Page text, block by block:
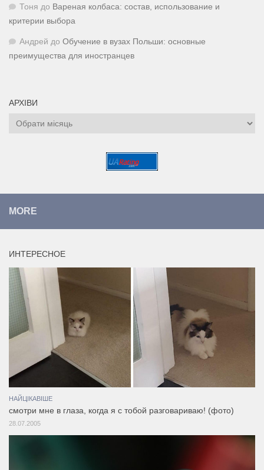
Тоня до Вареная колбаса: состав, использование и
критерии выбора
Андрей до Обучение в вузах Польши: основные
преимущества для иностранцев
АРХІВИ
Архіви
MORE
ИНТЕРЕСНОЕ
НАЙЦІКАВІШЕ
смотри мне в глаза, когда я с тобой разговариваю! (фото)
28.07.2005